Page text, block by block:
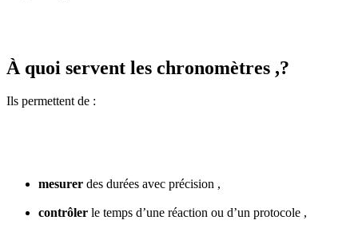
À quoi servent les chronomètres ,?
Ils permettent de :
mesurer des durées avec précision ,
contrôler le temps d’une réaction ou d’un protocole ,